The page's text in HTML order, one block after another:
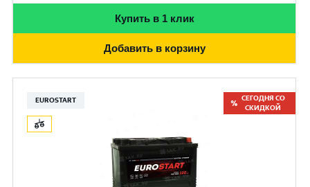
Купить в 1 клик
Добавить в корзину
EUROSTART
СЕГОДНЯ СО
СКИДКОЙ